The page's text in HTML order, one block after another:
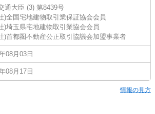
通大臣 (3) 第8439号
)全国宅地建物取引業保証協会会員
)埼玉県宅地建物取引業協会会員
)首都圏不動産公正取引協議会加盟事業者
08月03日
08月17日
情報の見方